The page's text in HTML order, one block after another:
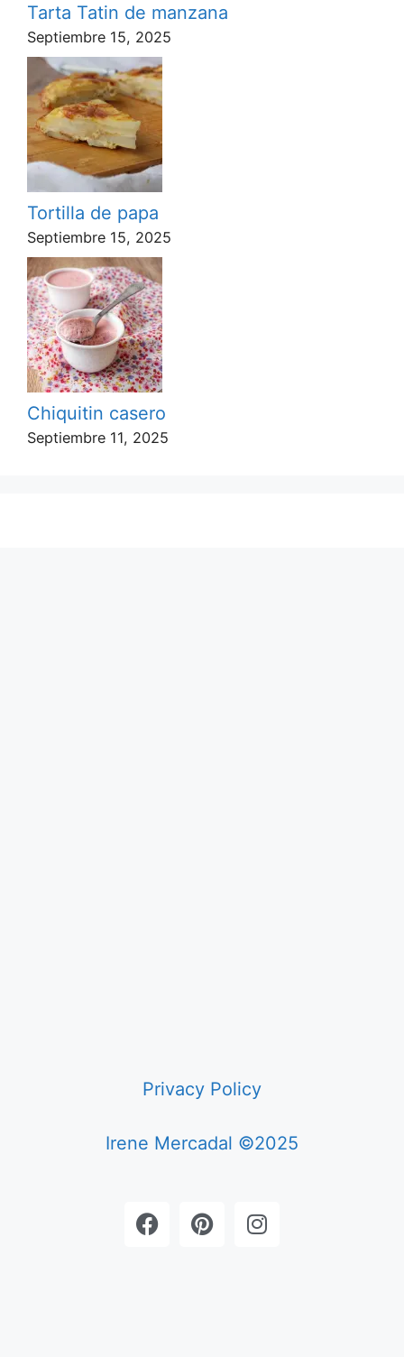
Tarta Tatin de manzana
Septiembre 15, 2025
Tortilla de papa
Septiembre 15, 2025
Chiquitin casero
Septiembre 11, 2025
Privacy Policy
Irene Mercadal ©2025